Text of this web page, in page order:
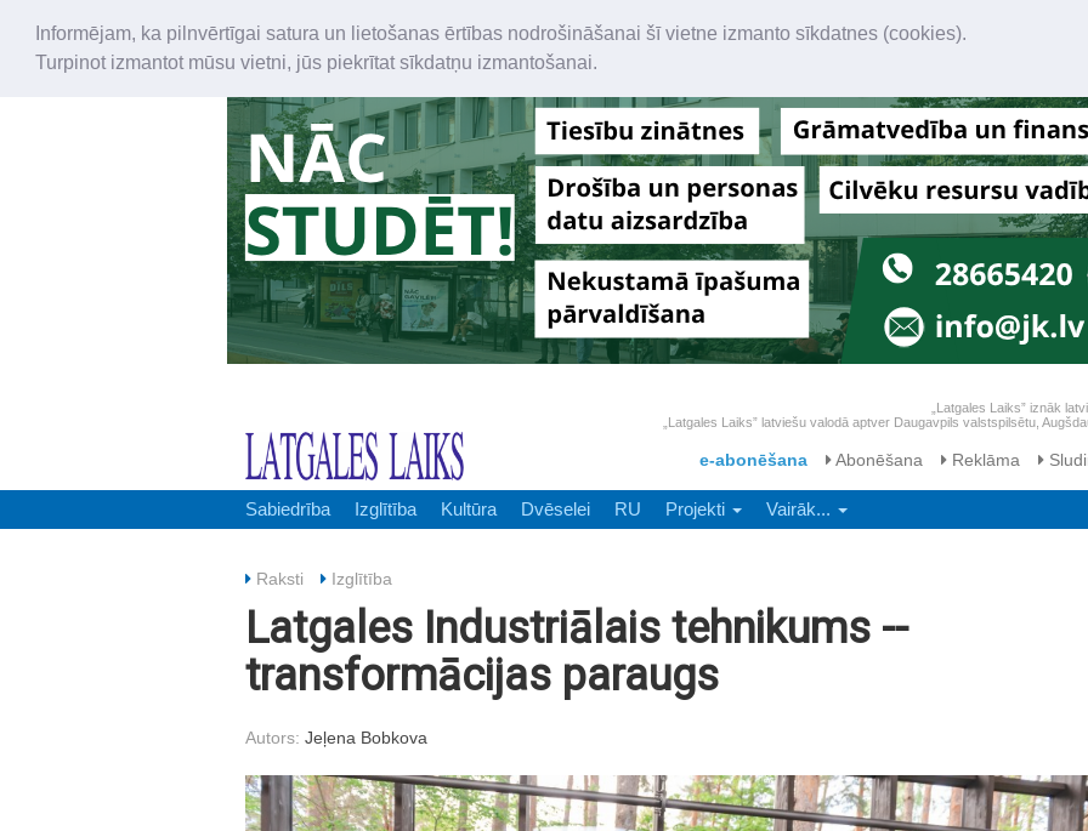
Informējam, ka pilnvērtīgai satura un lietošanas ērtības nodrošināšanai šī vietne izmanto sīkdatnes (cookies).
Turpinot izmantot mūsu vietni, jūs piekrītat sīkdatņu izmantošanai.
„Latgales Laiks” iznāk
„Latgales Laiks” latviešu valodā aptver Daugavpils valstspilsētu,
e-abonēšana Abonēšana Reklāma
Sabiedrība Izglītība Kultūra Dvēselei RU Projekti Vairāk...
Raksti Izglītība
Latgales Industriālais tehnikums --
transformācijas paraugs
Autors: Jeļena Bobkova